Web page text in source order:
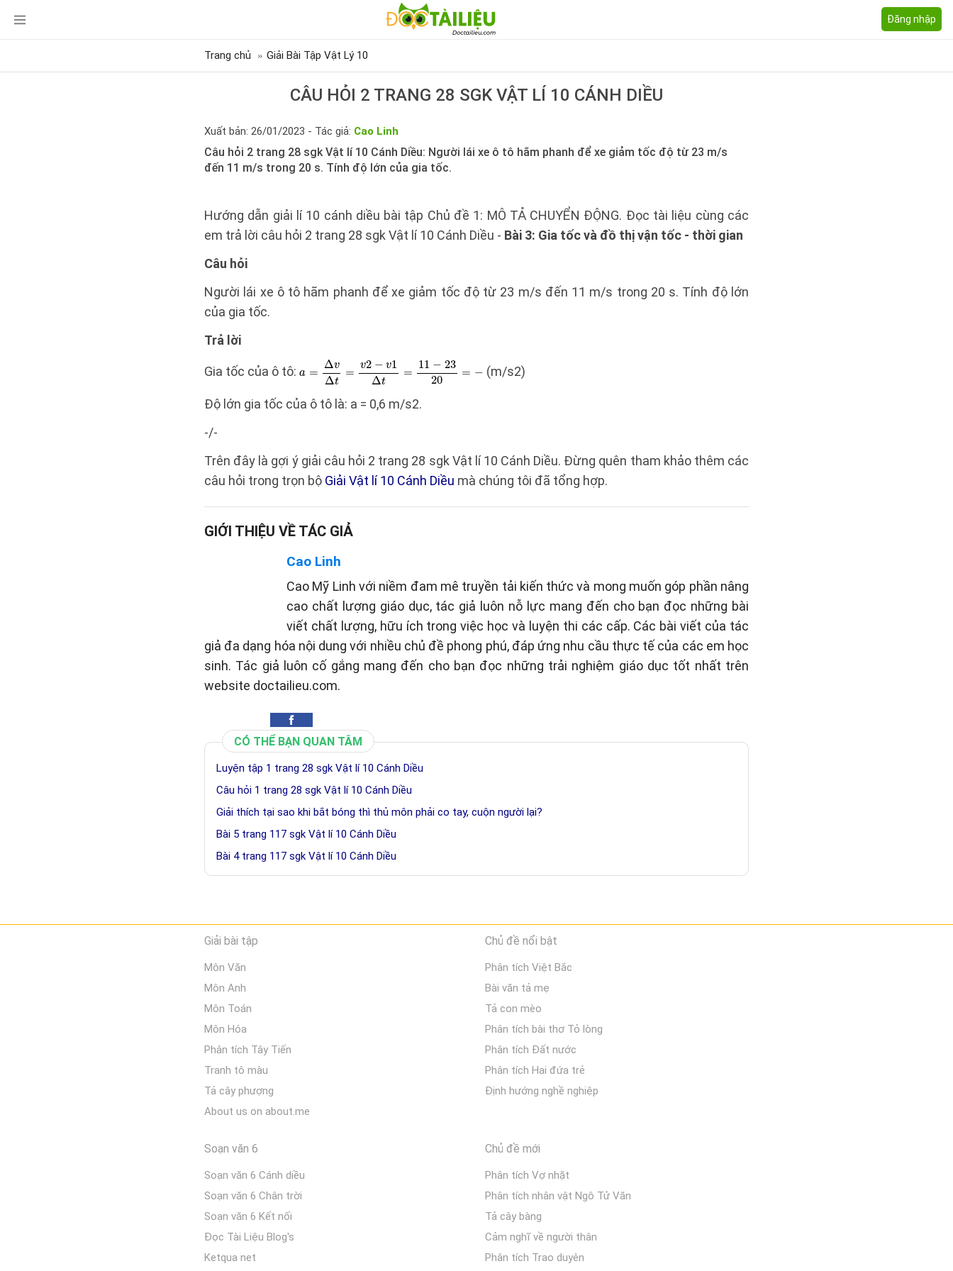
Đăng nhập
Trang chủ Giải Bài Tập Vật Lý 10
CÂU HỎI 2 TRANG 28 SGK VẬT LÍ 10 CÁNH DIỀU
Xuất bản: 26/01/2023 - Tác giả: Cao Linh
Câu hỏi 2 trang 28 sgk Vật lí 10 Cánh Diều: Người lái xe ô tô hãm phanh để xe giảm tốc độ từ 23 m/s
đến 11 m/s trong 20 s. Tính độ lớn của gia tốc.
Hướng dẫn giải lí 10 cánh diều bài tập Chủ đề 1: MÔ TẢ CHUYỂN ĐỘNG. Đọc tài liệu cùng các
em trả lời câu hỏi 2 trang 28 sgk Vật lí 10 Cánh Diều - Bài 3: Gia tốc và đồ thị vận tốc - thời gian
Câu hỏi
Người lái xe ô tô hãm phanh để xe giảm tốc độ từ 23 m/s đến 11 m/s trong 20 s. Tính độ lớn
của gia tốc.
Trả lời
Gia tốc của ô tô: (m/s2)
Độ lớn gia tốc của ô tô là: a = 0,6 m/s2.
-/-
Trên đây là gợi ý giải câu hỏi 2 trang 28 sgk Vật lí 10 Cánh Diều. Đừng quên tham khảo thêm các
câu hỏi trong trọn bộ Giải Vật lí 10 Cánh Diều mà chúng tôi đã tổng hợp.
GIỚI THIỆU VỀ TÁC GIẢ
Cao Linh
Cao Mỹ Linh với niềm đam mê truyền tải kiến thức và mong muốn góp phần nâng
cao chất lượng giáo dục, tác giả luôn nỗ lực mang đến cho bạn đọc những bài
viết chất lượng, hữu ích trong việc học và luyện thi các cấp. Các bài viết của tác
giả đa dạng hóa nội dung với nhiều chủ đề phong phú, đáp ứng nhu cầu thực tế của các em học
sinh. Tác giả luôn cố gắng mang đến cho bạn đọc những trải nghiệm giáo dục tốt nhất trên
website doctailieu.com.
CÓ THỂ BẠN QUAN TÂM
Luyện tập 1 trang 28 sgk Vật lí 10 Cánh Diều
Câu hỏi 1 trang 28 sgk Vật lí 10 Cánh Diều
Giải thích tại sao khi bắt bóng thì thủ môn phải co tay, cuộn người lại?
Bài 5 trang 117 sgk Vật lí 10 Cánh Diều
Bài 4 trang 117 sgk Vật lí 10 Cánh Diều
Giải bài tập
Môn Văn
Môn Anh
Môn Toán
Môn Hóa
Phân tích Tây Tiến
Tranh tô màu
Tả cây phượng
About us on about.me
Chủ đề nổi bật
Phân tích Việt Bắc
Bài văn tả mẹ
Tả con mèo
Phân tích bài thơ Tỏ lòng
Phân tích Đất nước
Phân tích Hai đứa trẻ
Định hướng nghề nghiệp
Soạn văn 6
Soạn văn 6 Cánh diều
Soạn văn 6 Chân trời
Soạn văn 6 Kết nối
Đọc Tài Liệu Blog's
Ketqua net
Chủ đề mới
Phân tích Vợ nhặt
Phân tích nhân vật Ngô Tử Văn
Tả cây bàng
Cảm nghĩ về người thân
Phân tích Trao duyên